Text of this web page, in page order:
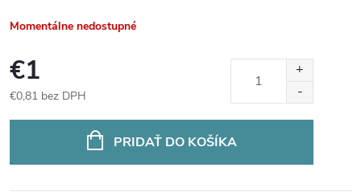
Momentálne nedostupné
€1
€0,81 bez DPH
PRIDAŤ DO KOŠÍKA